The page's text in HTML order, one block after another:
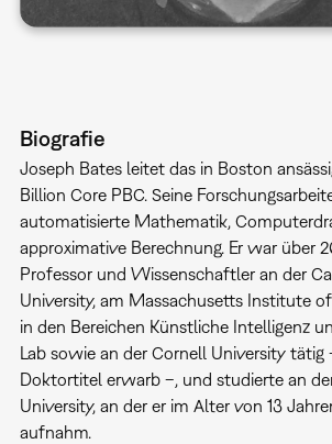
Biografie
Joseph Bates leitet das in Boston
Billion Core PBC. Seine
automatisierte Mathematik,
approximative Berechnung. Er war über
Professor und Wissenschaftler an der
University, am Massachusetts Institute
in den Bereichen Künstliche Intelligenz
Lab sowie an der Cornell University tätig
Doktortitel erwarb –, und studierte an
University, an der er im Alter von 13
aufnahm.